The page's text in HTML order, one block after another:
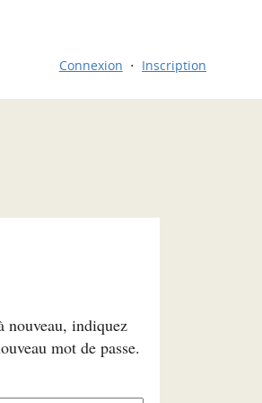
Connexion Inscription
nouveau, indiquez
mot de passe.